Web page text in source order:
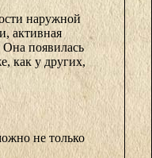
наружной
активная
появилась
как у других,
не только